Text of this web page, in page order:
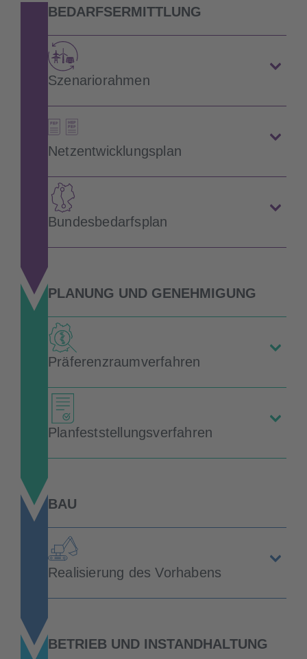
BEDARFSERMITTLUNG
Szenariorahmen
Netzentwicklungsplan
Bundesbedarfsplan
PLANUNG UND GENEHMIGUNG
Präferenzraumverfahren
Planfeststellungsverfahren
BAU
Realisierung des Vorhabens
BETRIEB UND INSTANDHALTUNG